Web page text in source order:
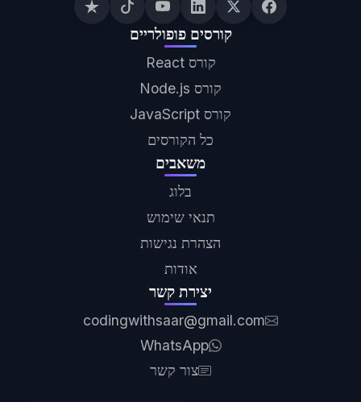
קורסים פופולריים
קורס React
קורס Node.js
קורס JavaScript
כל הקורסים
משאבים
בלוג
תנאי שימוש
הצהרת נגישות
אודות
יצירת קשר
codingwithsaar@gmail.com
WhatsApp
צור קשר